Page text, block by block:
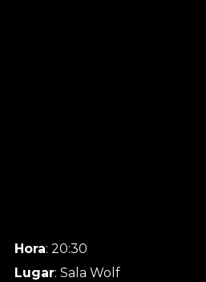
Hora: 20:30
Lugar: Sala Wolf